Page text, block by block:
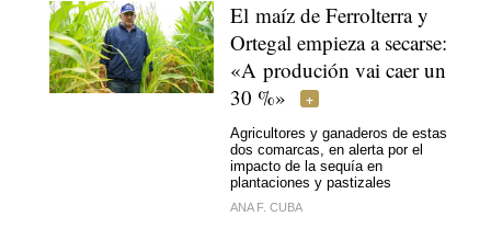
El maíz de Ferrolterra y
Ortegal empieza a secarse:
«A produción vai caer un
30 %»
Agricultores y ganaderos de estas
dos comarcas, en alerta por el
impacto de la sequía en
plantaciones y pastizales
ANA F. CUBA